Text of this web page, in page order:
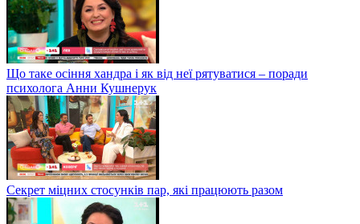
Що таке осіння хандра і як від неї рятуватися – поради
психолога Анни Кушнерук
Секрет міцних стосунків пар, які працюють разом